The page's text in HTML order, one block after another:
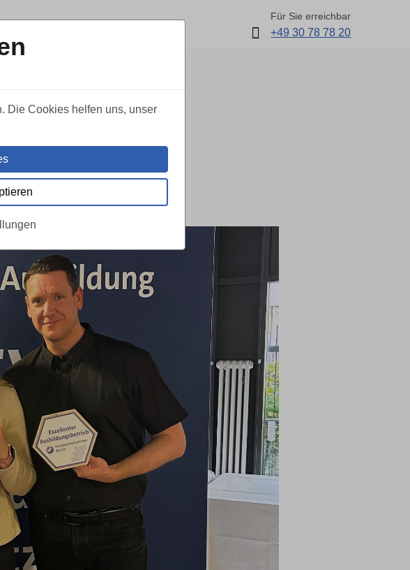
Für Sie erreichbar
+49 30 78 78 20
für
Die Cookies helfen uns, unser